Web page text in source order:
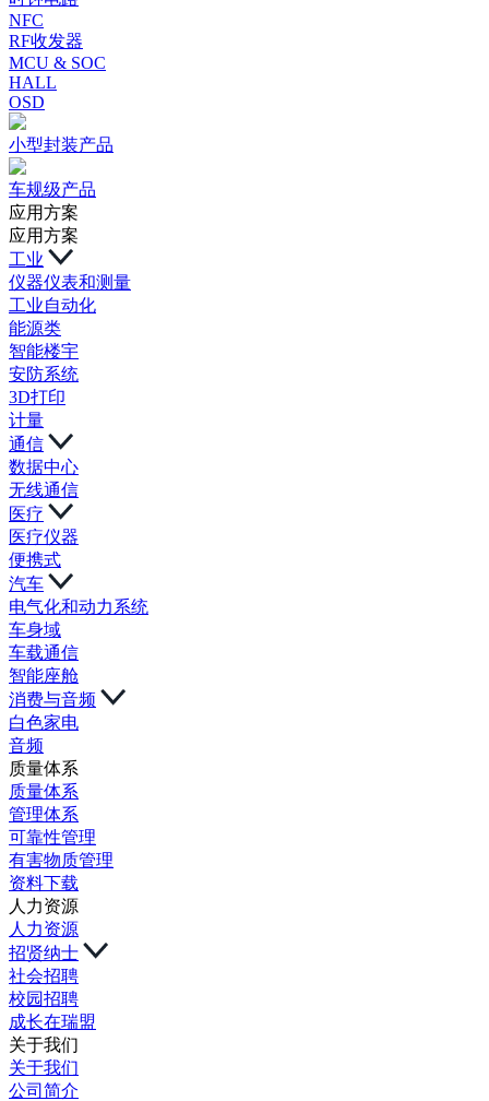
NFC
RF收发器
MCU & SOC
HALL
OSD
小型封装产品
车规级产品
应用方案
应用方案
工业
仪器仪表和测量
工业自动化
能源类
智能楼宇
安防系统
3D打印
计量
通信
数据中心
无线通信
医疗
医疗仪器
便携式
汽车
电气化和动力系统
车身域
车载通信
智能座舱
消费与音频
白色家电
音频
质量体系
质量体系
管理体系
可靠性管理
有害物质管理
资料下载
人力资源
人力资源
招贤纳士
社会招聘
校园招聘
成长在瑞盟
关于我们
关于我们
公司简介